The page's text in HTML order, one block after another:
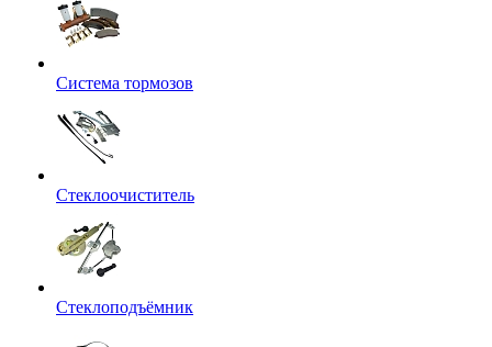
Система тормозов
Стеклоочиститель
Стеклоподъёмник